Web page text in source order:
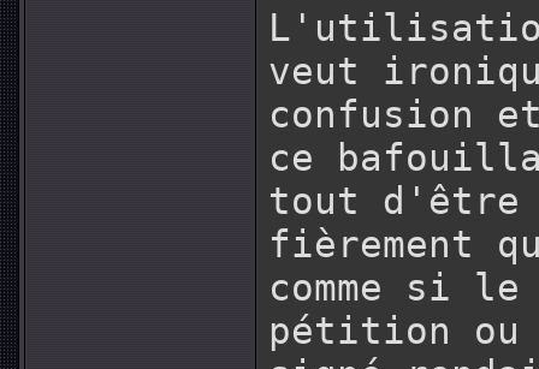
veut
confusion
ce
tout d'être
fièrement
comme si le
pétition ou